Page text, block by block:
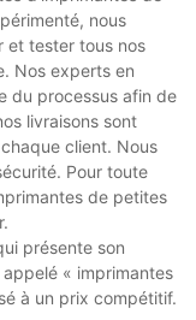
nous
et tester tous nos
Nos experts en
du processus afin de
livraisons sont
client. Nous
Pour toute
de petites
présente son
« imprimantes
à un prix compétitif.